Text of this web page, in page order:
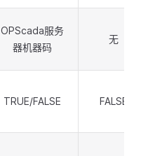
OPScada服务
器机器码
无
TRUE/FALSE FALSE